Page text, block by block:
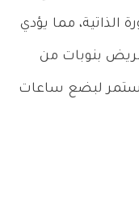
مما يؤدي
بنوبات من
تستمر لبضع ساعات